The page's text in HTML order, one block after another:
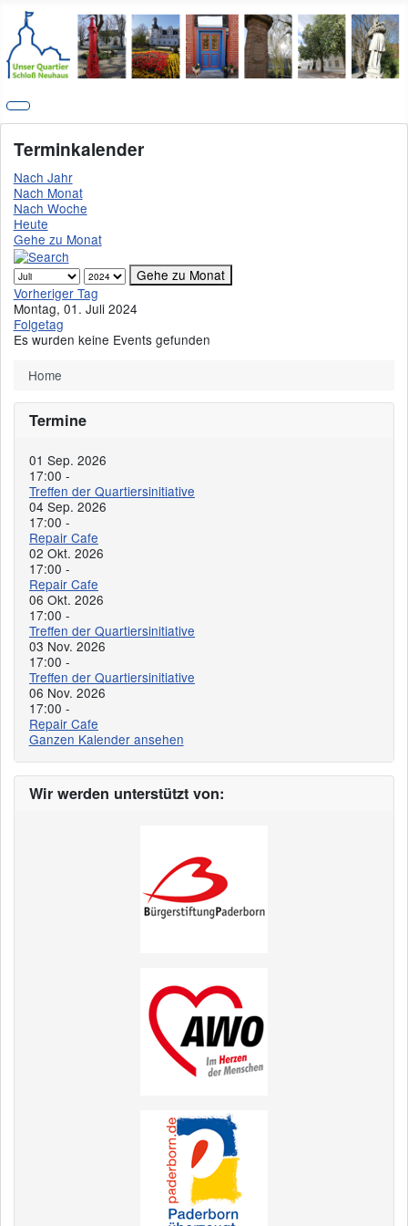
Terminkalender
Nach Jahr
Nach Monat
Nach Woche
Heute
Gehe zu Monat
Gehe zu Monat
Vorheriger Tag
Montag, 01. Juli 2024
Folgetag
Es wurden keine Events gefunden
Home
Termine
01 Sep. 2026
17:00 -
Treffen der Quartiersinitiative
04 Sep. 2026
17:00 -
Repair Cafe
02 Okt. 2026
17:00 -
Repair Cafe
06 Okt. 2026
17:00 -
Treffen der Quartiersinitiative
03 Nov. 2026
17:00 -
Treffen der Quartiersinitiative
06 Nov. 2026
17:00 -
Repair Cafe
Ganzen Kalender ansehen
Wir werden unterstützt von: